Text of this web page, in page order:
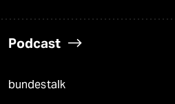
Podcast
bundestalk